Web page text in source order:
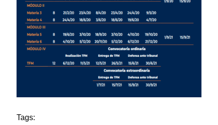
Tags: